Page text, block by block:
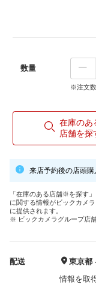
数量
※注文数
在庫のあ
店舗を探
来店予約後の店頭
「在庫のある店舗※を探す
に関する情報がビックカメ
に提供されます。
※ ビックカメラグループ店
配送
東京都
情報を取